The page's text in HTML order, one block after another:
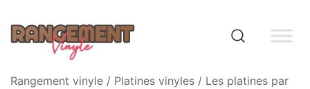
content
Rangement vinyle
Rangement vinyle / Platines vinyles / Les platines par